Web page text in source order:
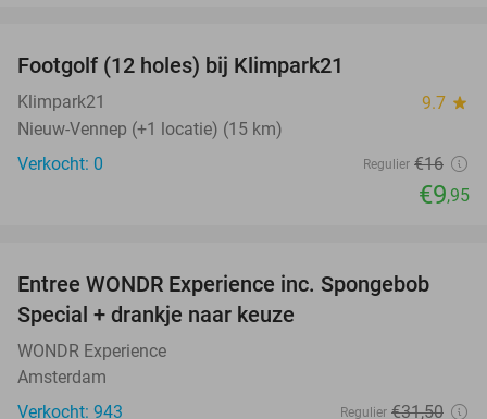
NEW
TODAY
Footgolf (12 holes) bij Klimpark21
Klimpark21 9.7 star
Nieuw-Vennep (+1 locatie) (15 km)
Verkocht: 0
Regulier €16
€9,95
27%
Entree WONDR Experience inc. Spongebob
Special + drankje naar keuze
WONDR Experience
Amsterdam
Verkocht: 943
Regulier €31,50